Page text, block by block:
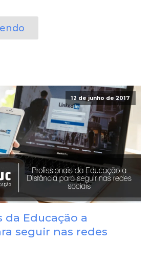
12 de junho de 2017
da Educação a
seguir nas redes